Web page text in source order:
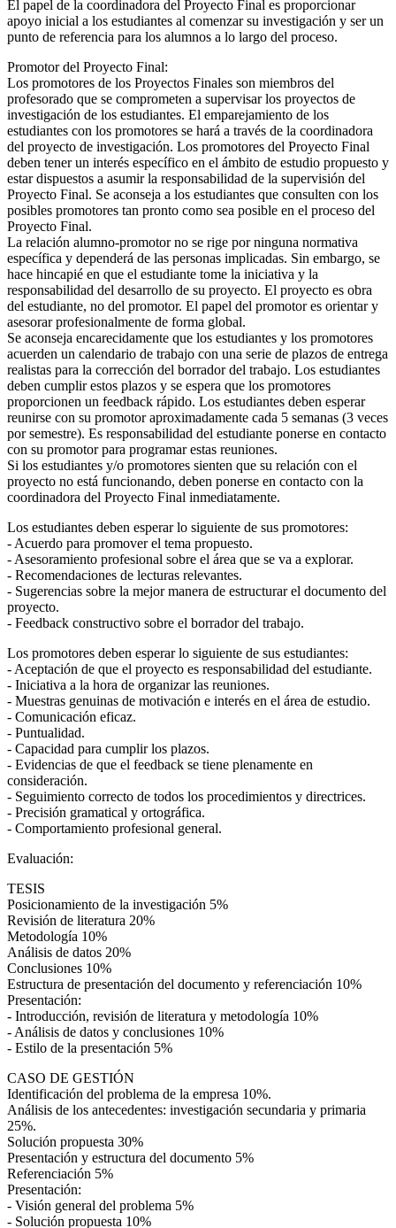
El papel de la coordinadora del Proyecto Final es proporcionar
apoyo inicial a los estudiantes al comenzar su investigación y ser un
punto de referencia para los alumnos a lo largo del proceso.
Promotor del Proyecto Final:
Los promotores de los Proyectos Finales son miembros del
profesorado que se comprometen a supervisar los proyectos de
investigación de los estudiantes. El emparejamiento de los
estudiantes con los promotores se hará a través de la coordinadora
del proyecto de investigación. Los promotores del Proyecto Final
deben tener un interés específico en el ámbito de estudio propuesto y
estar dispuestos a asumir la responsabilidad de la supervisión del
Proyecto Final. Se aconseja a los estudiantes que consulten con los
posibles promotores tan pronto como sea posible en el proceso del
Proyecto Final.
La relación alumno-promotor no se rige por ninguna normativa
específica y dependerá de las personas implicadas. Sin embargo, se
hace hincapié en que el estudiante tome la iniciativa y la
responsabilidad del desarrollo de su proyecto. El proyecto es obra
del estudiante, no del promotor. El papel del promotor es orientar y
asesorar profesionalmente de forma global.
Se aconseja encarecidamente que los estudiantes y los promotores
acuerden un calendario de trabajo con una serie de plazos de entrega
realistas para la corrección del borrador del trabajo. Los estudiantes
deben cumplir estos plazos y se espera que los promotores
proporcionen un feedback rápido. Los estudiantes deben esperar
reunirse con su promotor aproximadamente cada 5 semanas (3 veces
por semestre). Es responsabilidad del estudiante ponerse en contacto
con su promotor para programar estas reuniones.
Si los estudiantes y/o promotores sienten que su relación con el
proyecto no está funcionando, deben ponerse en contacto con la
coordinadora del Proyecto Final inmediatamente.
Los estudiantes deben esperar lo siguiente de sus promotores:
- Acuerdo para promover el tema propuesto.
- Asesoramiento profesional sobre el área que se va a explorar.
- Recomendaciones de lecturas relevantes.
- Sugerencias sobre la mejor manera de estructurar el documento del
proyecto.
- Feedback constructivo sobre el borrador del trabajo.
Los promotores deben esperar lo siguiente de sus estudiantes:
- Aceptación de que el proyecto es responsabilidad del estudiante.
- Iniciativa a la hora de organizar las reuniones.
- Muestras genuinas de motivación e interés en el área de estudio.
- Comunicación eficaz.
- Puntualidad.
- Capacidad para cumplir los plazos.
- Evidencias de que el feedback se tiene plenamente en
consideración.
- Seguimiento correcto de todos los procedimientos y directrices.
- Precisión gramatical y ortográfica.
- Comportamiento profesional general.
Evaluación:
TESIS
Posicionamiento de la investigación 5%
Revisión de literatura 20%
Metodología 10%
Análisis de datos 20%
Conclusiones 10%
Estructura de presentación del documento y referenciación 10%
Presentación:
- Introducción, revisión de literatura y metodología 10%
- Análisis de datos y conclusiones 10%
- Estilo de la presentación 5%
CASO DE GESTIÓN
Identificación del problema de la empresa 10%.
Análisis de los antecedentes: investigación secundaria y primaria
25%.
Solución propuesta 30%
Presentación y estructura del documento 5%
Referenciación 5%
Presentación:
- Visión general del problema 5%
- Solución propuesta 10%